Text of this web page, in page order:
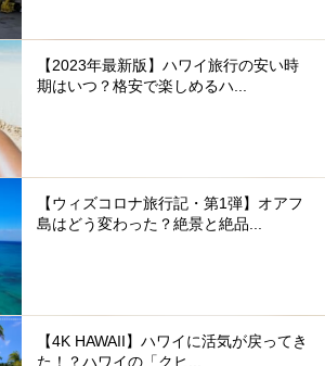
【2023年最新版】ハワイ旅行の安い時
期はいつ？格安で楽しめるハ...
【ウィズコロナ旅行記・第1弾】オアフ
島はどう変わった？絶景と絶品...
【4K HAWAII】ハワイに活気が戻ってき
た！？ハワイの「クヒ...